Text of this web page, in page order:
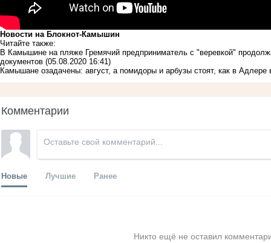
Новости на Блoкнoт-Камышин
Читайте также:
В Камышине на пляже Гремячий предприниматель с "веревкой"
документов (05.08.2020 16:41)
Камышане озадачены: август, а помидоры и арбузы стоят, как в Адлере
Комментарии
Новые Лучшие Ранее
Никто ещё не оставил